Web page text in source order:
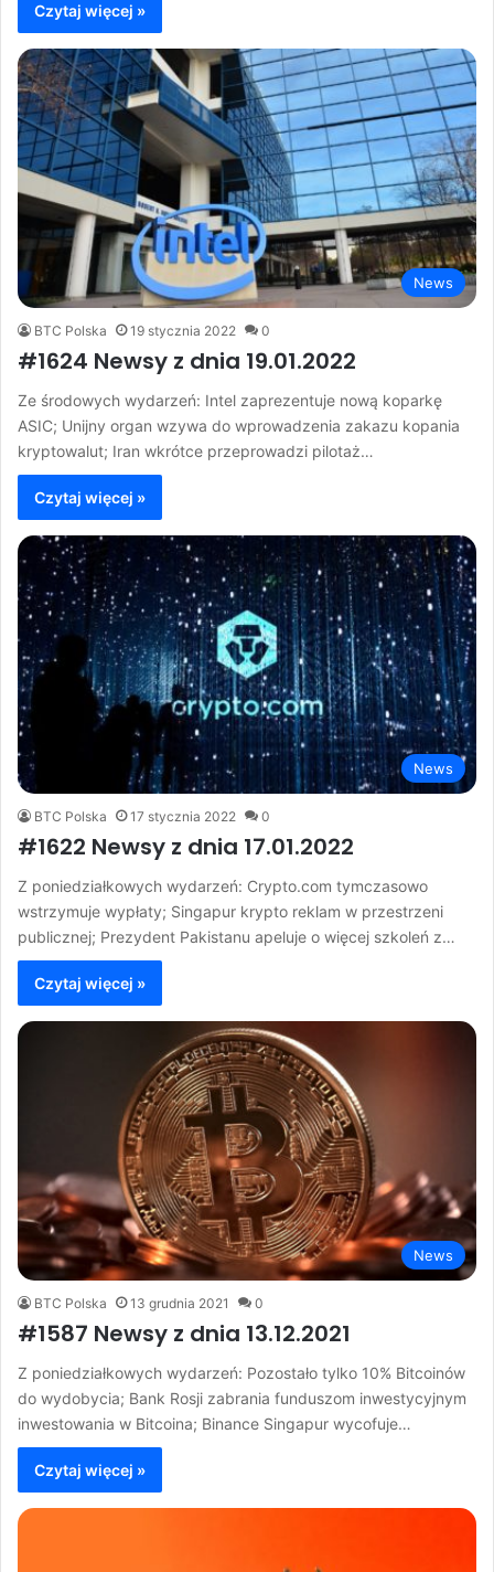
Czytaj więcej »
News
BTC Polska 19 stycznia 2022 0
#1624 Newsy z dnia 19.01.2022
Ze środowych wydarzeń: Intel zaprezentuje nową koparkę
ASIC; Unijny organ wzywa do wprowadzenia zakazu kopania
kryptowalut; Iran wkrótce przeprowadzi pilotaż…
Czytaj więcej »
News
BTC Polska 17 stycznia 2022 0
#1622 Newsy z dnia 17.01.2022
Z poniedziałkowych wydarzeń: Crypto.com tymczasowo
wstrzymuje wypłaty; Singapur krypto reklam w przestrzeni
publicznej; Prezydent Pakistanu apeluje o więcej szkoleń z…
Czytaj więcej »
News
BTC Polska 13 grudnia 2021 0
#1587 Newsy z dnia 13.12.2021
Z poniedziałkowych wydarzeń: Pozostało tylko 10% Bitcoinów
do wydobycia; Bank Rosji zabrania funduszom inwestycyjnym
inwestowania w Bitcoina; Binance Singapur wycofuje…
Czytaj więcej »